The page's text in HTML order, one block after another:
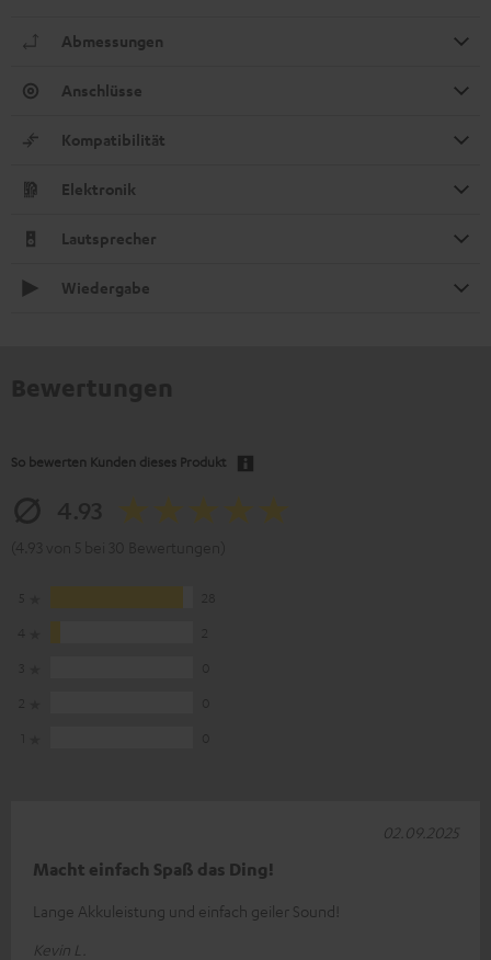
Abmessungen
Anschlüsse
Kompatibilität
Elektronik
Lautsprecher
Wiedergabe
So bewerten Kunden dieses Produkt
Macht einfach Spaß das Ding!
Lange Akkuleistung und einfach geiler Sound!
Kevin L.
02.09.2025